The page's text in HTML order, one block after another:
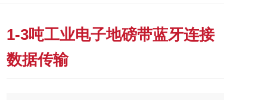
1-3吨工业电子地磅带蓝牙连接
数据传输